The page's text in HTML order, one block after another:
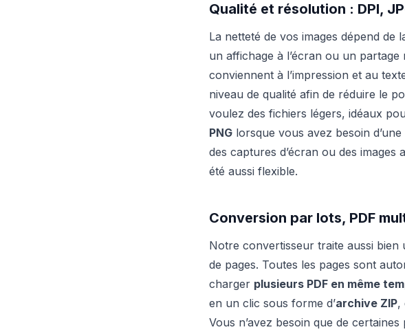
Qualité et résolution : DPI,
La netteté de vos images dépend de
un affichage à l’écran ou un partage
conviennent à l’impression et au
niveau de qualité afin de réduire le
voulez des fichiers légers, idéaux
PNG lorsque vous avez besoin
des captures d’écran ou des images
été aussi flexible.
Conversion par lots, PDF
Notre convertisseur traite aussi bien
de pages. Toutes les pages sont
charger plusieurs PDF en même
en un clic sous forme d’archive ZIP,
Vous n’avez besoin que de